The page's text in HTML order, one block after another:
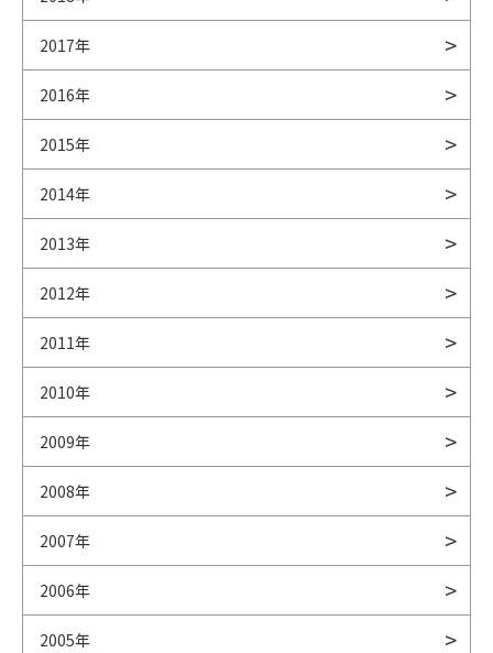
2017年
2016年
2015年
2014年
2013年
2012年
2011年
2010年
2009年
2008年
2007年
2006年
2005年